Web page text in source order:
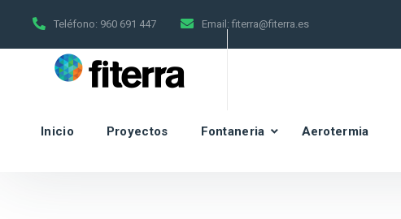
Teléfono: 960 691 447 Email: fiterra@fiterra.es
Inicio Proyectos Fontaneria Aerotermia